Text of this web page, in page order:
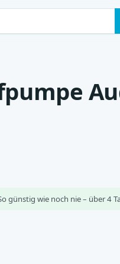
günstig wie noch nie – über 4